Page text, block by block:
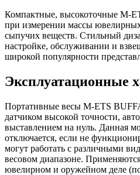
Компактные, высокоточные M-
при измерении массы
сыпучих веществ. Стильный
настройке, обслуживании и
широкой популярности
Эксплуатационные
Портативные весы M-ETS
датчиком высокой точности,
выставлением на нуль. Данная
отключается, если не
могут работать с различными
весовом диапазоне.
ювелирном и оружейном деле